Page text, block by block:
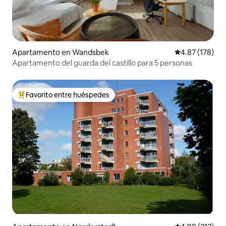
Apartamento en Wandsbek Calificación
4.87 (178)
Apartamento del guarda del castillo para 5 personas
Favorito entre huéspedes preferido
Favorito entre huéspedes